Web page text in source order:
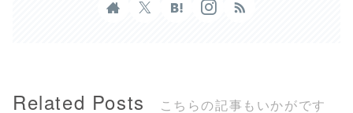
Related Posts
こちらの記事もいかがです